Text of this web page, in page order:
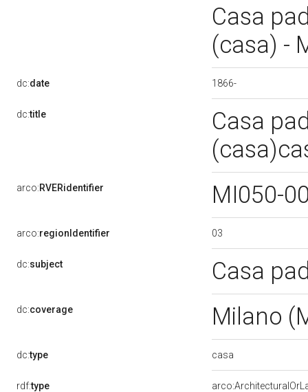
Casa
(casa) -
dc:date 1866-
dc:title
Casa
arco:RVERidentifier MI050-
arco:regionIdentifier 03
dc:subject Casa
dc:coverage Milano
dc:type casa
rdf:type